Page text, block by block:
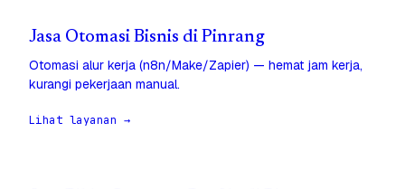
Jasa Otomasi Bisnis di Pinrang
Otomasi alur kerja (n8n/Make/Zapier) — hemat jam kerja,
kurangi pekerjaan manual.
Lihat layanan →